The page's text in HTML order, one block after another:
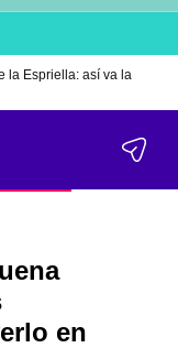
la Espriella: así va la
en